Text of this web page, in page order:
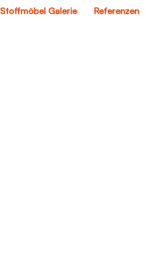
Stoffmöbel Galerie Referenzen